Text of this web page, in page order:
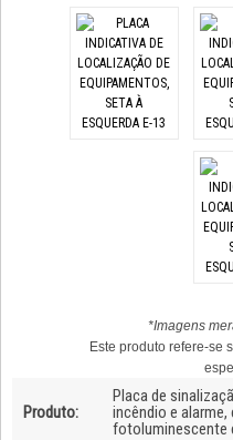
*Imagens
Este produto refere-se
Produto:
Placa de
incêndio e
fotoluminescente